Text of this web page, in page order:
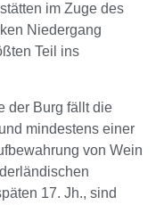
im Zuge des
Niedergang
Teil ins
der Burg fällt die
mindestens einer
von Wein
17. Jh., sind